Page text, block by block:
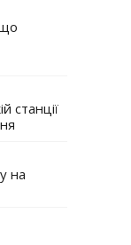
станції
на